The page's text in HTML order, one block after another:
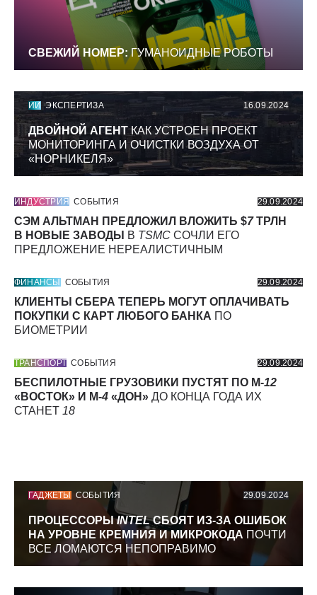
СВЕЖИЙ НОМЕР: ГУМАНОИДНЫЕ РОБОТЫ
ИИ ЭКСПЕРТИЗА 16.09.2024
ДВОЙНОЙ АГЕНТКАК УСТРОЕН ПРОЕКТ
МОНИТОРИНГА И ОЧИСТКИ ВОЗДУХА ОТ
«НОРНИКЕЛЯ»
ИНДУСТРИЯ СОБЫТИЯ 29.09.2024
СЭМ АЛЬТМАН ПРЕДЛОЖИЛ ВЛОЖИТЬ $7ТРЛН
В НОВЫЕ ЗАВОДЫ
В TSMC СОЧЛИ ЕГО
ПРЕДЛОЖЕНИЕ НЕРЕАЛИСТИЧНЫМ
ФИНАНСЫ СОБЫТИЯ 29.09.2024
КЛИЕНТЫ СБЕРА ТЕПЕРЬ МОГУТ ОПЛАЧИВАТЬ
ПОКУПКИ С КАРТ ЛЮБОГО БАНКА ПО
БИОМЕТРИИ
ТРАНСПОРТ СОБЫТИЯ 29.09.2024
БЕСПИЛОТНЫЕ ГРУЗОВИКИ ПУСТЯТ ПО М-12
«ВОСТОК» И М-4 «ДОН» ДО КОНЦА ГОДА ИХ
СТАНЕТ 18
ГАДЖЕТЫ СОБЫТИЯ 29.09.2024
ПРОЦЕССОРЫINTELСБОЯТ ИЗ-ЗА ОШИБОК
НА УРОВНЕ КРЕМНИЯ И МИКРОКОДА ПОЧТИ
ВСЕ ЛОМАЮТСЯ НЕПОПРАВИМО